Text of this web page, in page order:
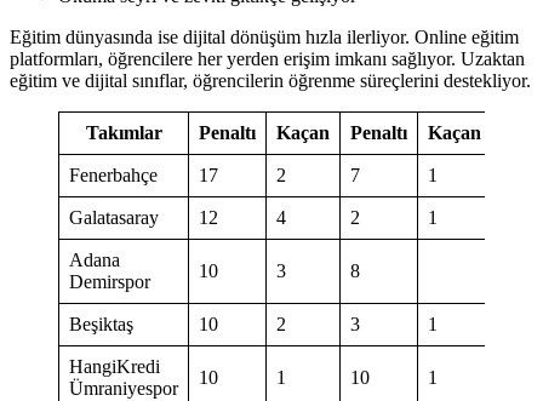
Eğitim dünyasında ise dijital dönüşüm hızla ilerliyor. Online eğitim
platformları, öğrencilere her yerden erişim imkanı sağlıyor. Uzaktan
eğitim ve dijital sınıflar, öğrencilerin öğrenme süreçlerini destekliyor.
Takımlar Penaltı Kaçan Penaltı Kaçan
Fenerbahçe 17 2 7 1
Galatasaray 12 4 2 1
Adana
Demirspor
10 3 8
Beşiktaş 10 2 3 1
HangiKredi
Ümraniyespor
10 1 10 1